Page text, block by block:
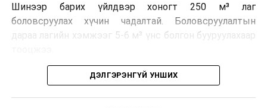
Шинээр барих үйлдвэр хоногт 250 м³ лаг
боловсруулах хүчин чадалтай. Боловсруулалтын
дараа лагийн хэмжээг 5-6 м³ үнс болгон бууруулахаар
Төслийн техник, эдийн засгийн үндэслэлийг
ДЭЛГЭРЭНГҮЙ УНШИХ